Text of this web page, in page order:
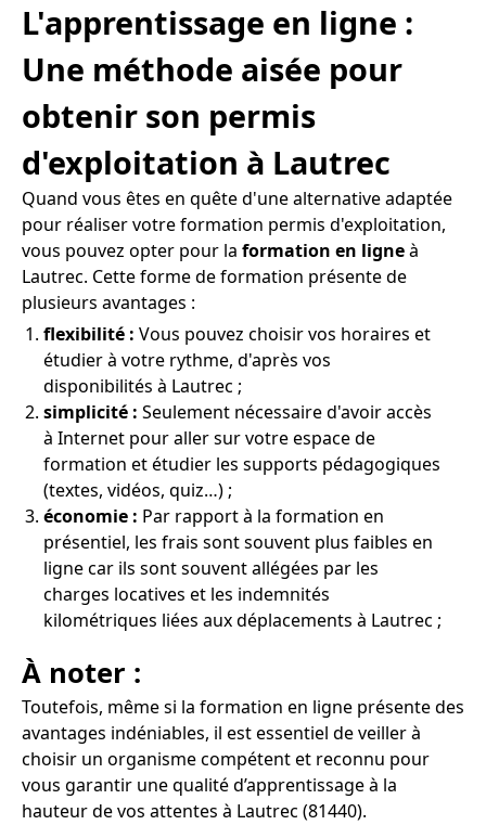
L'apprentissage en ligne :
Une méthode aisée pour
obtenir son permis
d'exploitation à Lautrec
Quand vous êtes en quête d'une alternative adaptée
pour réaliser votre formation permis d'exploitation,
vous pouvez opter pour la formation en ligneà
Lautrec. Cette forme de formation présente de
plusieurs avantages :
flexibilité : Vous pouvez choisir vos horaires et
étudier à votre rythme, d'après vos
disponibilités à Lautrec ;
simplicité : Seulement nécessaire d'avoir accès
à Internet pour aller sur votre espace de
formation et étudier les supports pédagogiques
(textes, vidéos, quiz…) ;
économie : Par rapport à la formation en
présentiel, les frais sont souvent plus faibles en
ligne car ils sont souvent allégées par les
charges locatives et les indemnités
kilométriques liées aux déplacements à Lautrec ;
À noter :
Toutefois, même si la formation en ligne présente des
avantages indéniables, il est essentiel de veiller à
choisir un organisme compétent et reconnu pour
vous garantir une qualité d’apprentissage à la
hauteur de vos attentes à Lautrec (81440).